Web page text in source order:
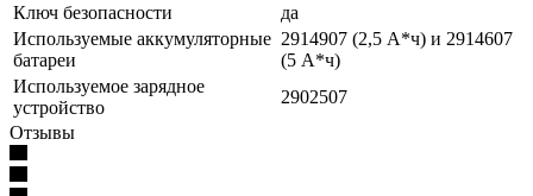
Ключ безопасности
да
Используемые аккумуляторные
батареи
2914907 (2,5 А*ч) и 2914607
(5 А*ч)
Используемое зарядное
устройство
2902507
Отзывы